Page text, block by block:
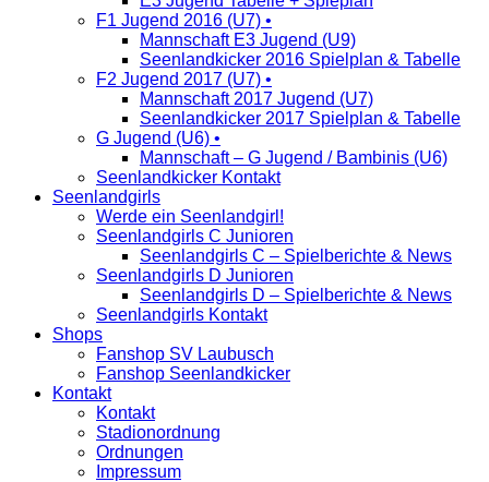
F1 Jugend 2016 (U7) •
Mannschaft E3 Jugend (U9)
Seenlandkicker 2016 Spielplan & Tabelle
F2 Jugend 2017 (U7) •
Mannschaft 2017 Jugend (U7)
Seenlandkicker 2017 Spielplan & Tabelle
G Jugend (U6) •
Mannschaft – G Jugend / Bambinis (U6)
Seenlandkicker Kontakt
Seenlandgirls
Werde ein Seenlandgirl!
Seenlandgirls C Junioren
Seenlandgirls C – Spielberichte & News
Seenlandgirls D Junioren
Seenlandgirls D – Spielberichte & News
Seenlandgirls Kontakt
Shops
Fanshop SV Laubusch
Fanshop Seenlandkicker
Kontakt
Kontakt
Stadionordnung
Ordnungen
Impressum